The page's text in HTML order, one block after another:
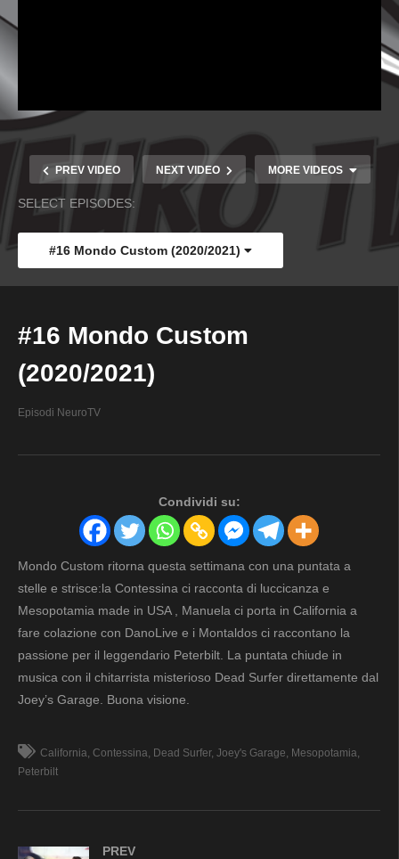
PREV VIDEO NEXT VIDEO MORE VIDEOS
SELECT EPISODES:
#16 Mondo Custom (2020/2021)
#16 Mondo Custom
(2020/2021)
Episodi NeuroTV
Condividi su:
Mondo Custom ritorna questa settimana con una puntata a
stelle e strisce:la Contessina ci racconta di luccicanza e
Mesopotamia made in USA , Manuela ci porta in California a
fare colazione con DanoLive e i Montaldos ci raccontano la
passione per il leggendario Peterbilt. La puntata chiude in
musica con il chitarrista misterioso Dead Surfer direttamente dal
Joey’s Garage. Buona visione.
California Contessina Dead Surfer Joey's Garage Mesopotamia
Peterbilt
PREV